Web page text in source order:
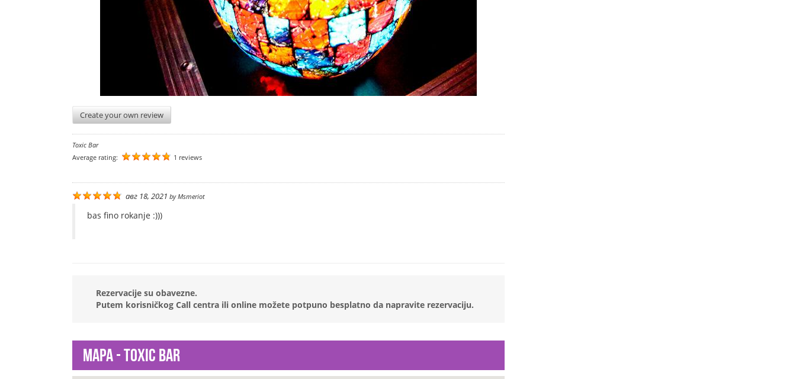
Create your own review
Toxic Bar
Average rating:
1 reviews
авг 18, 2021 byMsmeriot
bas fino rokanje :)))
Rezervacije su obavezne.
Putem korisničkog Call centra ili online možete potpuno besplatno da napravite rezervaciju.
Mapa - Toxic Bar